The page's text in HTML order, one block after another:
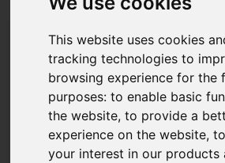
This website uses cookies
tracking technologies to
browsing experience for the
purposes:to enable basic
the website,to provide a
experience on the website,
your interest in our products
LAUDAT SUPPLY/MOTORES MARINOS/
SISU DIESEL) 612 DSBG / UNION 641086018
LAUDAT SUPPLY
AGCO POWER (VALMET / SISU DIESEL)
CATEGORIA DE ENFRIADOR DE ACEITE